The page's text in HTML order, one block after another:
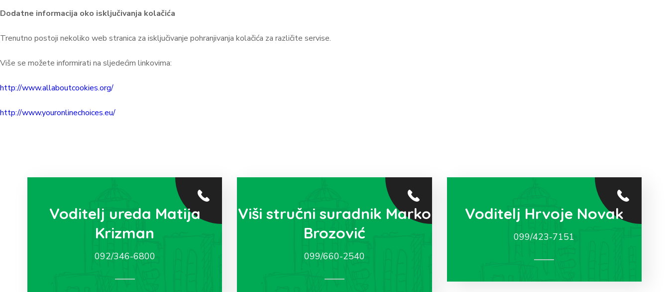
Dodatne informacija oko isključivanja kolačića
Trenutno postoji nekoliko web stranica za isključivanje pohranjivanja kolačića za različite servise.
Više se možete informirati na sljedećim linkovima:
http://www.allaboutcookies.org/
http://www.youronlinechoices.eu/
Voditelj ureda Matija
Krizman
092/346-6800
Viši stručni suradnik Marko
Brozović
099/660-2540
Voditelj Hrvoje Novak
099/423-7151